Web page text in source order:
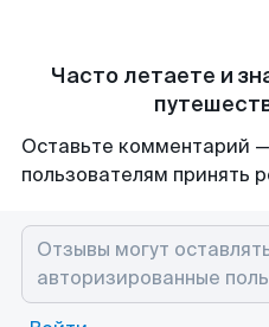
Часто летаете и
Оставьте комментарий
пользователям принять